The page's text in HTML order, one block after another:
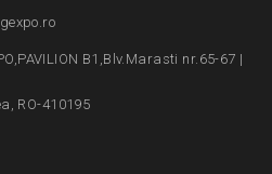
B1,Blv.Marasti nr.65-67 |
RO-410195